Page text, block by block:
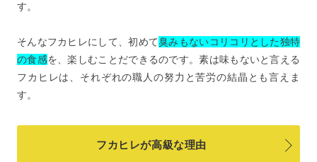
す。
そんなフカヒレにして、初めて臭みもないコリコリとした独特
の食感を、楽しむことだできるのです。素は味もないと言える
フカヒレは、それぞれの職人の努力と苦労の結晶とも言えま
す。
フカヒレが高級な理由